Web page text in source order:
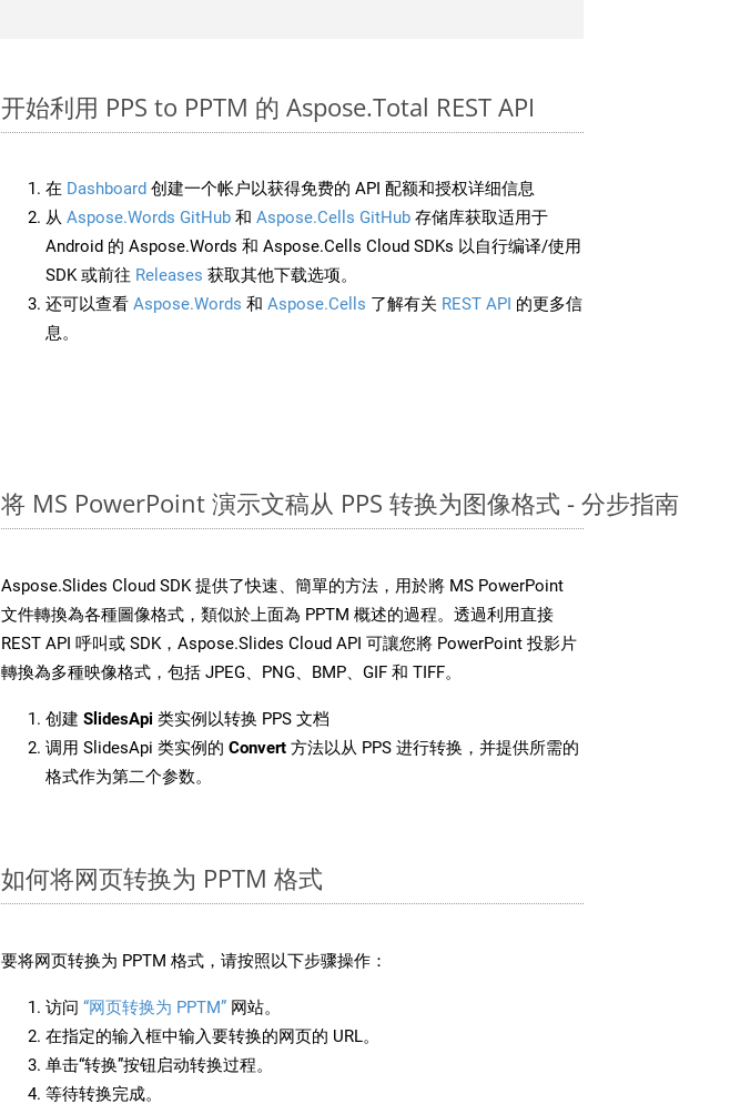
开始利用 PPS to PPTM 的 Aspose.Total REST API
在 Dashboard 创建一个帐户以获得免费的 API 配额和授权详细信息
从 Aspose.Words GitHub 和 Aspose.Cells GitHub 存储库获取适用于
Android 的 Aspose.Words 和 Aspose.Cells Cloud SDKs 以自行编译/使用
SDK 或前往 Releases 获取其他下载选项。
还可以查看 Aspose.Words 和 Aspose.Cells 了解有关 REST API 的更多信
息。
将 MS PowerPoint 演示文稿从 PPS 转换为图像格式 - 分步指南
Aspose.Slides Cloud SDK 提供了快速、簡單的方法，用於將 MS PowerPoint
文件轉換為各種圖像格式，類似於上面為 PPTM 概述的過程。透過利用直接
REST API 呼叫或 SDK，Aspose.Slides Cloud API 可讓您將 PowerPoint 投影片
轉換為多種映像格式，包括 JPEG、PNG、BMP、GIF 和 TIFF。
创建 SlidesApi 类实例以转换 PPS 文档
调用 SlidesApi 类实例的 Convert 方法以从 PPS 进行转换，并提供所需的
格式作为第二个参数。
如何将网页转换为 PPTM 格式
要将网页转换为 PPTM 格式，请按照以下步骤操作：
访问 “网页转换为 PPTM” 网站。
在指定的输入框中输入要转换的网页的 URL。
单击“转换”按钮启动转换过程。
等待转换完成。